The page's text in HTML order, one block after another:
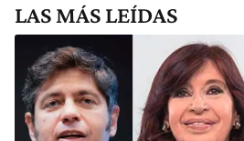
LAS MÁS LEÍDAS